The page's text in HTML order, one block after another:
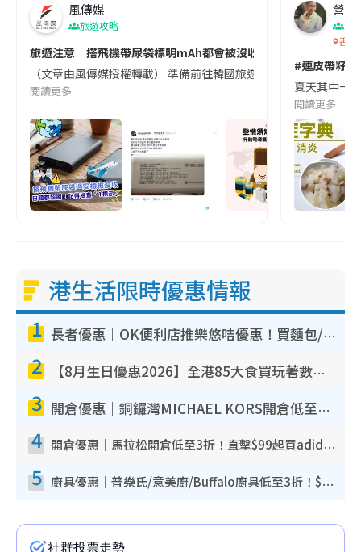
風傳媒
旅遊攻略
旅遊注意｜搭飛機帶尿袋標明mAh都會被沒收😱出發前切記檢查
（文章由風傳媒授權轉載） 準備前往韓國旅遊的民眾，近期要
閱讀更多
營養
香港
#連皮帶籽
夏天其中一
閱讀更多
港生活限時優惠情報
1 長者優惠｜OK便利店推樂悠咭優惠！買麵包/牛奶/保健品拍卡即減
2 【8月生日優惠2026】全港85大食買玩著數攻略 自助餐/火鍋放題同行免費＋誠品/DONKI送現金券
3 開倉優惠｜銅鑼灣MICHAEL KORS開倉低至17折！直擊$500起買手袋/銀包/鞋款 必買經典Jet Set系列
4 開倉優惠｜馬拉松開倉低至3折！直擊$99起買adidas／New Balance／Puma鞋款 STANLEY保溫杯劈價至$119起
5 廚具優惠｜普樂氏/意美廚/Buffalo廚具低至3折！$89起買煎鍋／炒鑊／個人鍋 同場小家電激減至$99起